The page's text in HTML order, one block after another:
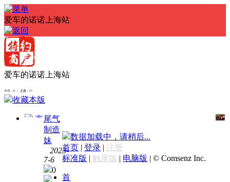
爱车的诺诺上海站
爱车的诺诺上海站
今日：0 / 主题：17
收藏本版
高 尾气
制造
妹
2023-
7-6
0
数据加载中，请稍后...
首页 |登录 | 注册
标准版 | 触屏版 | 电脑版 |© Comsenz Inc.
首